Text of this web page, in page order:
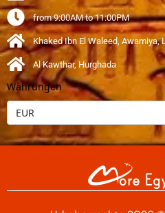
from 9:00AM to 11:00PM
Khaked Ibn El Waleed, Awamiya,
Al Kawthar, Hurghada
Währungen